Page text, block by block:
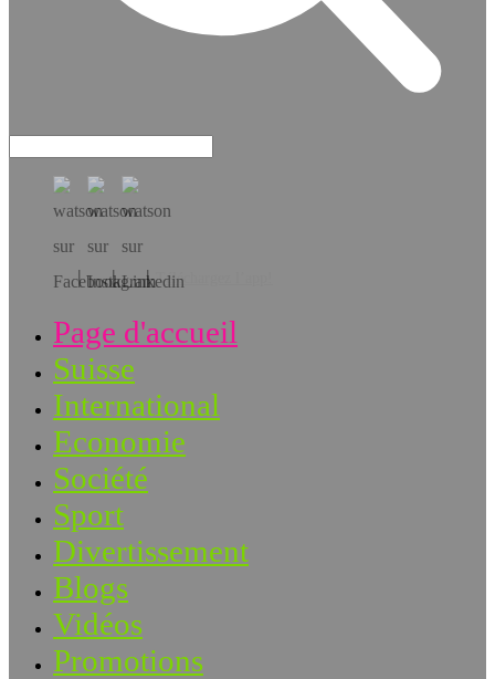
Téléchargez l’app!
Page d'accueil
Suisse
International
Economie
Société
Sport
Divertissement
Blogs
Vidéos
Promotions